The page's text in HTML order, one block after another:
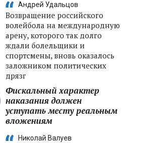
региональных операторов
Беларусь и Россия
усиливают сотрудничество по
реализации Целей устойчивого
развития
Андрей Удальцов
Возвращение российского
волейбола на международную
арену, которого так долго
ждали болельщики и
спортсмены, вновь оказалось
заложником политических
дрязг
Фискальный характер
наказания должен
уступать месту реальным
вложениям
Николай Валуев